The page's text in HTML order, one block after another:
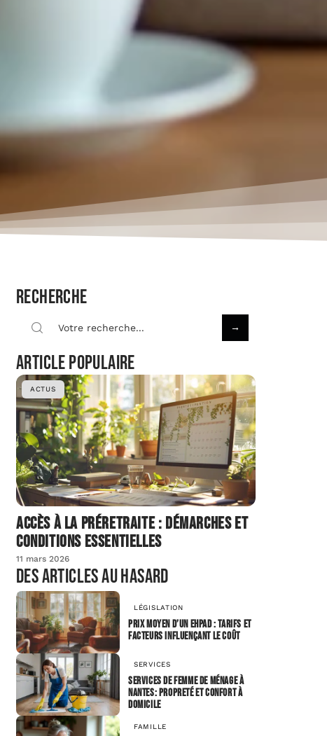
Recherche
Article populaire
ACTUS
Accès à la préretraite : démarches et
conditions essentielles
11 mars 2026
Des articles au hasard
LÉGISLATION
Prix moyen d’un EHPAD : tarifs et
facteurs influençant le coût
SERVICES
Services de femme de ménage à
nantes: propreté et confort à
domicile
FAMILLE